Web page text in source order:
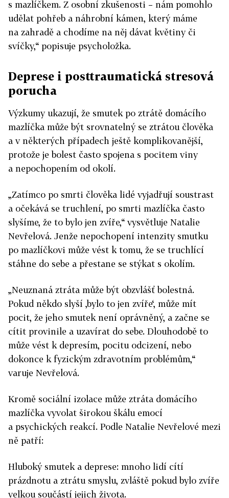
s mazlíčkem. Z osobní zkušenosti – nám pomohlo
udělat pohřeb a náhrobní kámen, který máme
na zahradě a chodíme na něj dávat květiny či
svíčky,“ popisuje psycholožka.
Deprese i posttraumatická stresová
porucha
Výzkumy ukazují, že smutek po ztrátě domácího
mazlíčka může být srovnatelný se ztrátou člověka
a v některých případech ještě komplikovanější,
protože je bolest často spojena s pocitem viny
a nepochopením od okolí.
„Zatímco po smrti člověka lidé vyjadřují soustrast
a očekává se truchlení, po smrti mazlíčka často
slyšíme, že to bylo jen zvíře,“ vysvětluje Natalie
Nevřelová. Jenže nepochopení intenzity smutku
po mazlíčkovi může vést k tomu, že se truchlící
stáhne do sebe a přestane se stýkat s okolím.
„Neuznaná ztráta může být obzvlášť bolestná.
Pokud někdo slyší ‚bylo to jen zvíře‘, může mít
pocit, že jeho smutek není oprávněný, a začne se
cítit provinile a uzavírat do sebe. Dlouhodobě to
může vést k depresím, pocitu odcizení, nebo
dokonce k fyzickým zdravotním problémům,“
varuje Nevřelová.
Kromě sociální izolace může ztráta domácího
mazlíčka vyvolat širokou škálu emocí
a psychických reakcí. Podle Natalie Nevřelové mezi
ně patří:
Hluboký smutek a deprese: mnoho lidí cítí
prázdnotu a ztrátu smyslu, zvláště pokud bylo zvíře
velkou součástí jejich života.